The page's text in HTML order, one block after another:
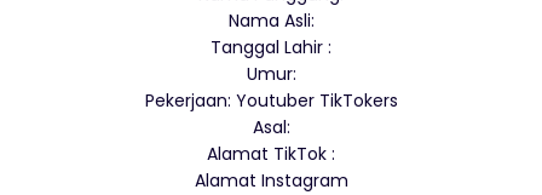
Nama Asli:
Tanggal Lahir :
Umur:
Pekerjaan: Youtuber TikTokers
Asal:
Alamat TikTok :
Alamat Instagram